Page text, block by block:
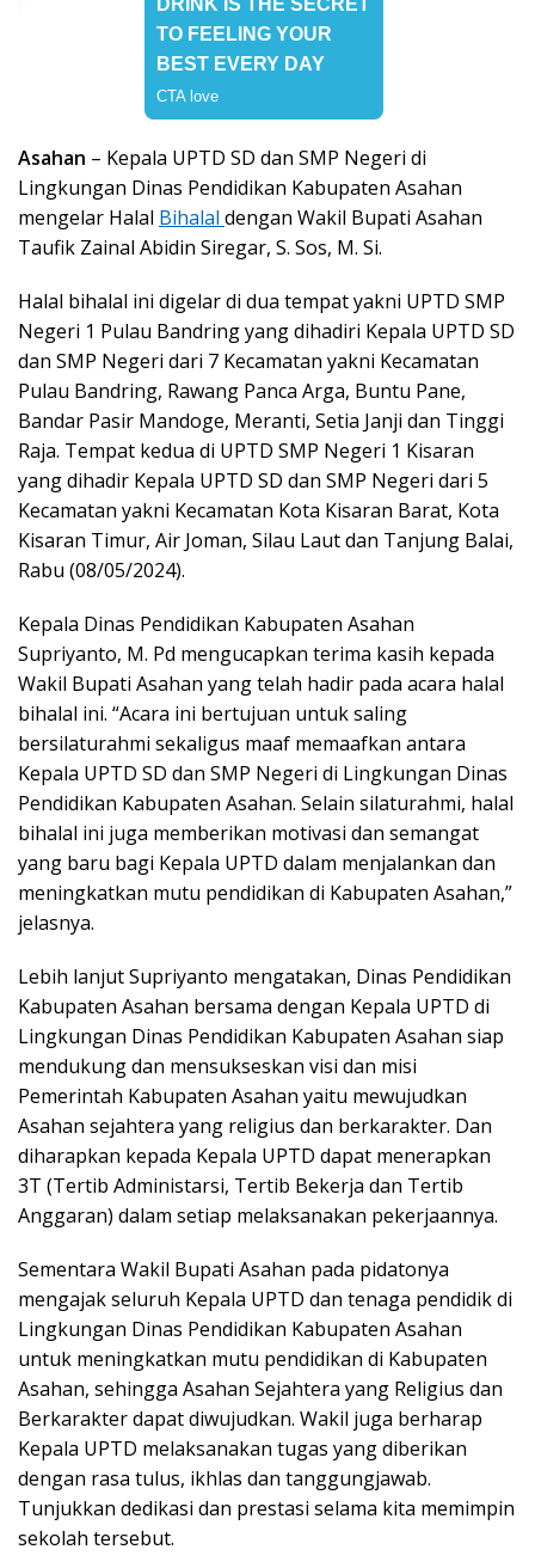
Asahan – Kepala UPTD SD dan SMP Negeri di
Lingkungan Dinas Pendidikan Kabupaten Asahan
mengelar Halal Bihalal dengan Wakil Bupati Asahan
Taufik Zainal Abidin Siregar, S. Sos, M. Si.
Halal bihalal ini digelar di dua tempat yakni UPTD SMP
Negeri 1 Pulau Bandring yang dihadiri Kepala UPTD SD
dan SMP Negeri dari 7 Kecamatan yakni Kecamatan
Pulau Bandring, Rawang Panca Arga, Buntu Pane,
Bandar Pasir Mandoge, Meranti, Setia Janji dan Tinggi
Raja. Tempat kedua di UPTD SMP Negeri 1 Kisaran
yang dihadir Kepala UPTD SD dan SMP Negeri dari 5
Kecamatan yakni Kecamatan Kota Kisaran Barat, Kota
Kisaran Timur, Air Joman, Silau Laut dan Tanjung Balai,
Rabu (08/05/2024).
Kepala Dinas Pendidikan Kabupaten Asahan
Supriyanto, M. Pd mengucapkan terima kasih kepada
Wakil Bupati Asahan yang telah hadir pada acara halal
bihalal ini. “Acara ini bertujuan untuk saling
bersilaturahmi sekaligus maaf memaafkan antara
Kepala UPTD SD dan SMP Negeri di Lingkungan Dinas
Pendidikan Kabupaten Asahan. Selain silaturahmi, halal
bihalal ini juga memberikan motivasi dan semangat
yang baru bagi Kepala UPTD dalam menjalankan dan
meningkatkan mutu pendidikan di Kabupaten Asahan,”
jelasnya.
Lebih lanjut Supriyanto mengatakan, Dinas Pendidikan
Kabupaten Asahan bersama dengan Kepala UPTD di
Lingkungan Dinas Pendidikan Kabupaten Asahan siap
mendukung dan mensukseskan visi dan misi
Pemerintah Kabupaten Asahan yaitu mewujudkan
Asahan sejahtera yang religius dan berkarakter. Dan
diharapkan kepada Kepala UPTD dapat menerapkan
3T (Tertib Administarsi, Tertib Bekerja dan Tertib
Anggaran) dalam setiap melaksanakan pekerjaannya.
Sementara Wakil Bupati Asahan pada pidatonya
mengajak seluruh Kepala UPTD dan tenaga pendidik di
Lingkungan Dinas Pendidikan Kabupaten Asahan
untuk meningkatkan mutu pendidikan di Kabupaten
Asahan, sehingga Asahan Sejahtera yang Religius dan
Berkarakter dapat diwujudkan. Wakil juga berharap
Kepala UPTD melaksanakan tugas yang diberikan
dengan rasa tulus, ikhlas dan tanggungjawab.
Tunjukkan dedikasi dan prestasi selama kita memimpin
sekolah tersebut.